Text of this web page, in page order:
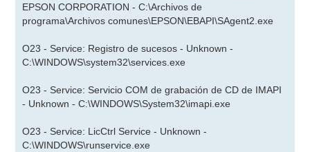
EPSON CORPORATION - C:\Archivos de
programa\Archivos comunes\EPSON\EBAPI\SAgent2.exe
O23 - Service: Registro de sucesos - Unknown -
C:\WINDOWS\system32\services.exe
O23 - Service: Servicio COM de grabación de CD de IMAPI
- Unknown - C:\WINDOWS\System32\imapi.exe
O23 - Service: LicCtrl Service - Unknown -
C:\WINDOWS\runservice.exe